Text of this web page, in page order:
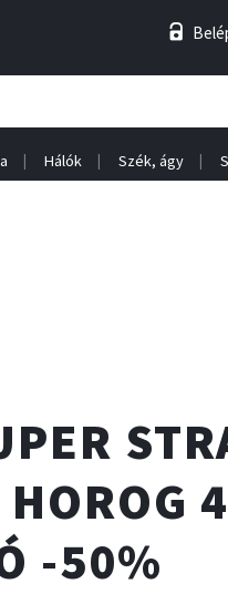
Hálók Szék, ágy
HOROG
-50%